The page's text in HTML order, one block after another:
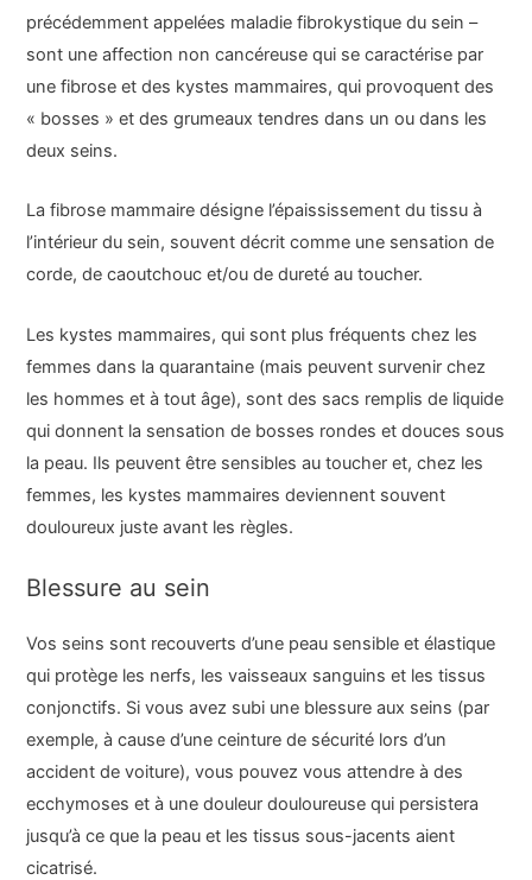
précédemment appelées maladie fibrokystique du sein –
sont une affection non cancéreuse qui se caractérise par
une fibrose et des kystes mammaires, qui provoquent des
« bosses » et des grumeaux tendres dans un ou dans les
deux seins.
La fibrose mammaire désigne l’épaississement du tissu à
l’intérieur du sein, souvent décrit comme une sensation de
corde, de caoutchouc et/ou de dureté au toucher.
Les kystes mammaires, qui sont plus fréquents chez les
femmes dans la quarantaine (mais peuvent survenir chez
les hommes et à tout âge), sont des sacs remplis de liquide
qui donnent la sensation de bosses rondes et douces sous
la peau. Ils peuvent être sensibles au toucher et, chez les
femmes, les kystes mammaires deviennent souvent
douloureux juste avant les règles.
Blessure au sein
Vos seins sont recouverts d’une peau sensible et élastique
qui protège les nerfs, les vaisseaux sanguins et les tissus
conjonctifs. Si vous avez subi une blessure aux seins (par
exemple, à cause d’une ceinture de sécurité lors d’un
accident de voiture), vous pouvez vous attendre à des
ecchymoses et à une douleur douloureuse qui persistera
jusqu’à ce que la peau et les tissus sous-jacents aient
cicatrisé.